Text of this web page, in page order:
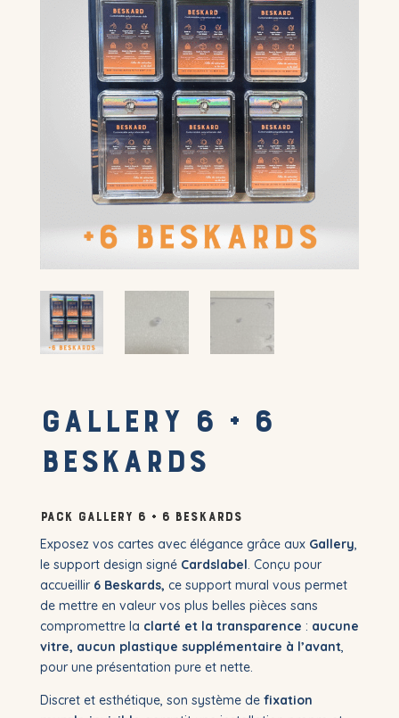
Gallery 6 + 6
Beskards
Pack Gallery 6 + 6 Beskards
Exposez vos cartes avec élégance grâce aux Gallery,
le support design signé Cardslabel. Conçu pour
accueillir 6 Beskards, ce support mural vous permet
de mettre en valeur vos plus belles pièces sans
compromettre la clarté et la transparence : aucune
vitre, aucun plastique supplémentaire à l’avant,
pour une présentation pure et nette.
Discret et esthétique, son système de fixation